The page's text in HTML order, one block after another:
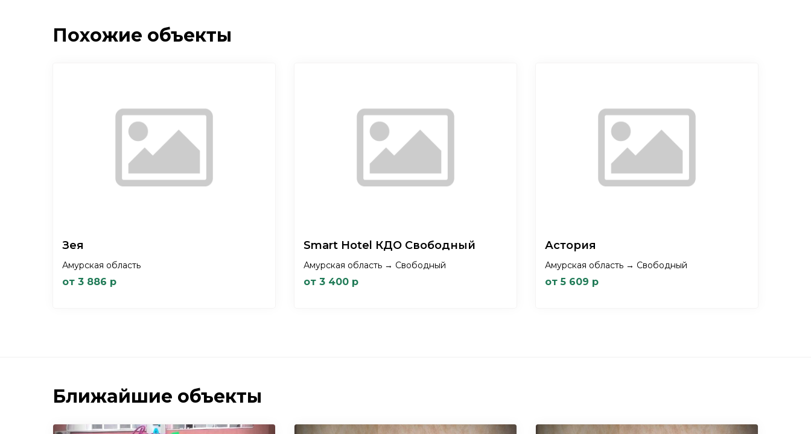
Похожие объекты
Зея
Амурская область
от 3 886 р
Smart Hotel КДО Свободный
Амурская область → Свободный
от 3 400 р
Астория
Амурская область → Свободный
от 5 609 р
Ближайшие объекты